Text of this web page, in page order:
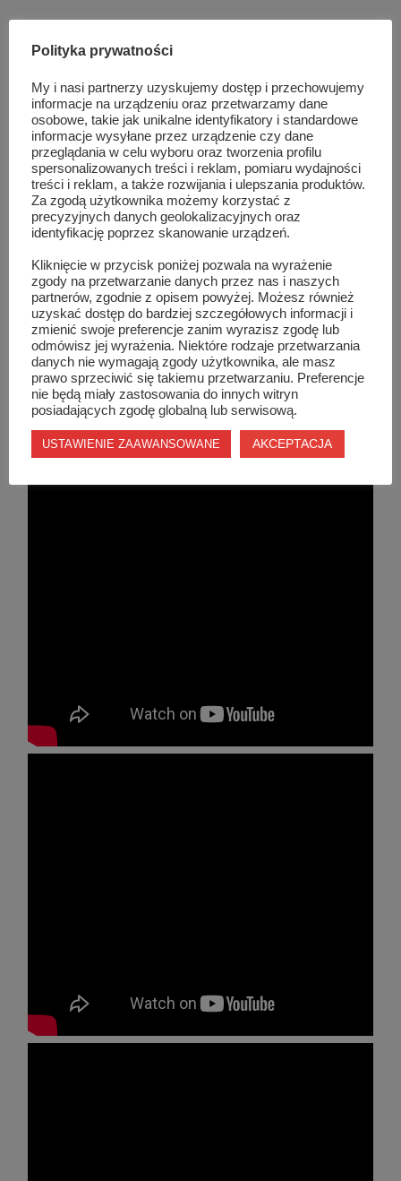
Polityka prywatności
My i nasi partnerzy uzyskujemy dostęp i przechowujemy
informacje na urządzeniu oraz przetwarzamy dane
osobowe, takie jak unikalne identyfikatory i standardowe
informacje wysyłane przez urządzenie czy dane
przeglądania w celu wyboru oraz tworzenia profilu
spersonalizowanych treści i reklam, pomiaru wydajności
treści i reklam, a także rozwijania i ulepszania produktów.
Za zgodą użytkownika możemy korzystać z
precyzyjnych danych geolokalizacyjnych oraz
identyfikację poprzez skanowanie urządzeń.
Kliknięcie w przycisk poniżej pozwala na wyrażenie
zgody na przetwarzanie danych przez nas i naszych
partnerów, zgodnie z opisem powyżej. Możesz również
uzyskać dostęp do bardziej szczegółowych informacji i
zmienić swoje preferencje zanim wyrazisz zgodę lub
odmówisz jej wyrażenia. Niektóre rodzaje przetwarzania
danych nie wymagają zgody użytkownika, ale masz
prawo sprzeciwić się takiemu przetwarzaniu. Preferencje
nie będą miały zastosowania do innych witryn
posiadających zgodę globalną lub serwisową.
USTAWIENIE ZAAWANSOWANE AKCEPTACJA